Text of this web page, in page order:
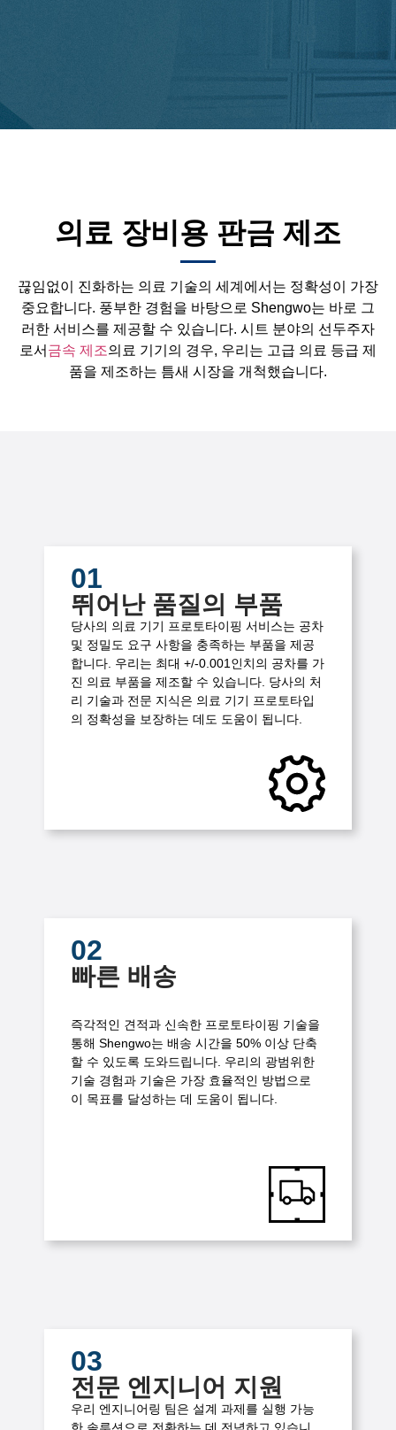
의료 장비용 판금 제조
끊임없이 진화하는 의료 기술의 세계에서는 정확성이 가장
중요합니다. 풍부한 경험을 바탕으로 Shengwo는 바로 그
러한 서비스를 제공할 수 있습니다. 시트 분야의 선두주자
로서 금속 제조의료 기기의 경우, 우리는 고급 의료 등급 제
품을 제조하는 틈새 시장을 개척했습니다.
01
뛰어난 품질의 부품
당사의 의료 기기 프로토타이핑 서비스는 공차
및 정밀도 요구 사항을 충족하는 부품을 제공
합니다. 우리는 최대 +/-0.001인치의 공차를 가
진 의료 부품을 제조할 수 있습니다. 당사의 처
리 기술과 전문 지식은 의료 기기 프로토타입
의 정확성을 보장하는 데도 도움이 됩니다.
02
빠른 배송
즉각적인 견적과 신속한 프로토타이핑 기술을
통해 Shengwo는 배송 시간을 50% 이상 단축
할 수 있도록 도와드립니다. 우리의 광범위한
기술 경험과 ​​기술은 가장 효율적인 방법으로
이 목표를 달성하는 데 도움이 됩니다.
03
전문 엔지니어 지원
우리 엔지니어링 팀은 설계 과제를 실행 가능
한 솔루션으로 전환하는 데 전념하고 있습니